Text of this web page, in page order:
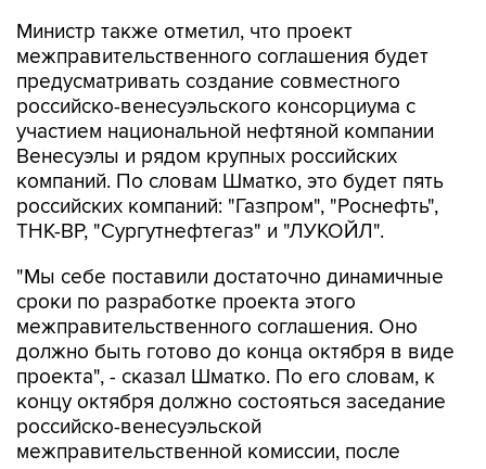
Министр также отметил, что проект
межправительственного соглашения будет
предусматривать создание совместного
российско-венесуэльского консорциума с
участием национальной нефтяной компании
Венесуэлы и рядом крупных российских
компаний. По словам Шматко, это будет пять
российских компаний: "Газпром", "Роснефть",
ТНК-ВР, "Сургутнефтегаз" и "ЛУКОЙЛ".
"Мы себе поставили достаточно динамичные
сроки по разработке проекта этого
межправительственного соглашения. Оно
должно быть готово до конца октября в виде
проекта", - сказал Шматко. По его словам, к
концу октября должно состояться заседание
российско-венесуэльской
межправительственной комиссии, после